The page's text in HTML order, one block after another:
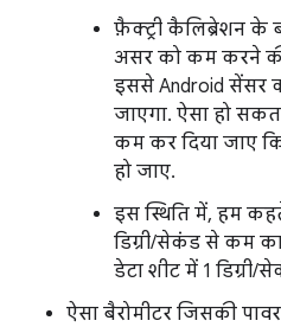
फ़ैक्ट्री कैलिब्रेशन के
असर को कम करने की
इससे Android सेंसर
जाएगा. ऐसा हो
कम कर दिया जाए
हो जाए.
इस स्थिति में, हम
डिग्री/सेकंड से कम का
डेटा शीट में 1 डिग्री/
ऐसा बैरोमीटर जिसकी